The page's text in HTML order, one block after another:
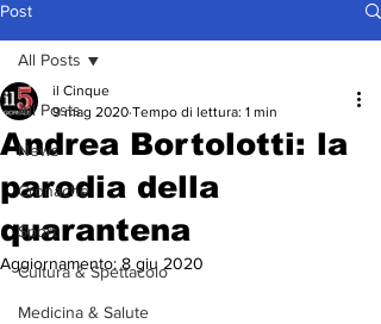
Post
All Posts
News
Cronache
Sport
Cultura & Spettacolo
Medicina & Salute
All Posts
Andrea Bortolotti: la
parodia della
quarantena
il Cinque
9 mag 2020 Tempo di lettura: 1 min
Aggiornamento:8 giu 2020